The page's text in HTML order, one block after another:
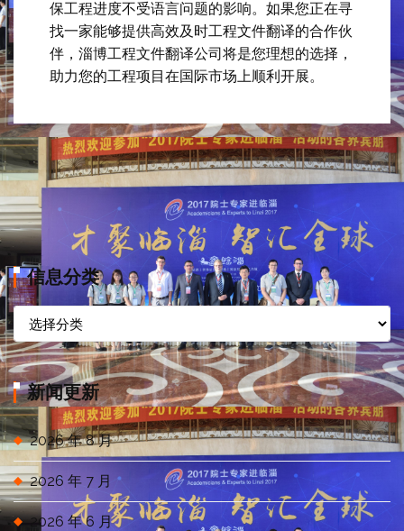
保工程进度不受语言问题的影响。如果您正在寻
找一家能够提供高效及时工程文件翻译的合作伙
伴，淄博工程文件翻译公司将是您理想的选择，
助力您的工程项目在国际市场上顺利开展。
信息分类
信
息
分
类新闻更新
2026 年 8 月
2026 年 7 月
2026 年 6 月